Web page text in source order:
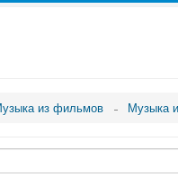
из фильмов Музыка